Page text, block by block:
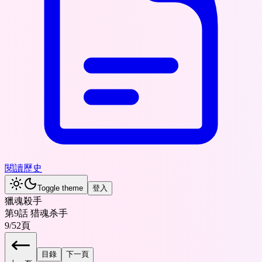
閱讀歷史
Toggle theme 登入
獵魂殺手
第9話 猎魂杀手
9/52頁
目錄 下一頁